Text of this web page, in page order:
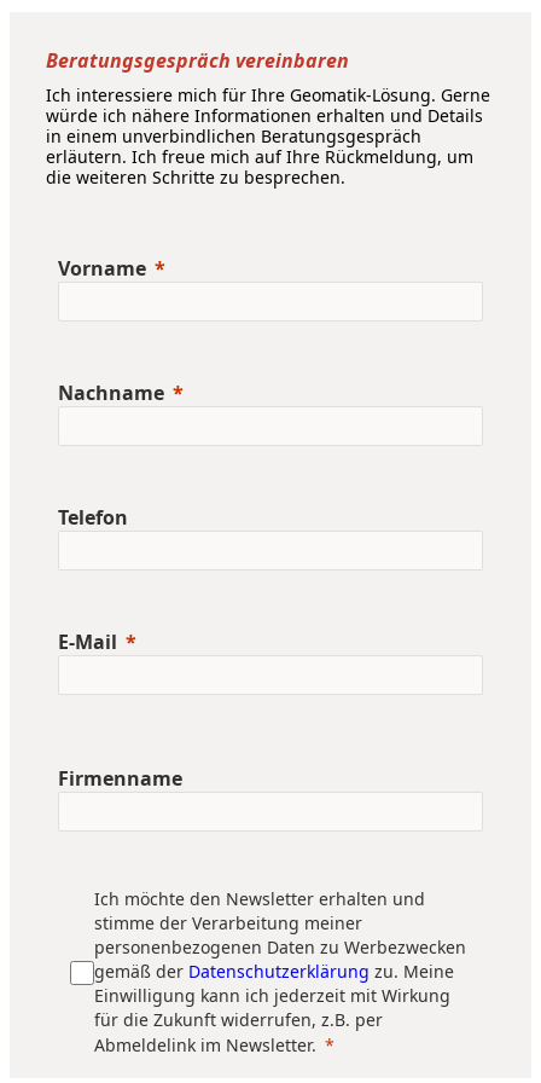
Beratungsgespräch vereinbaren
Ich interessiere mich für Ihre Geomatik-Lösung. Gerne
würde ich nähere Informationen erhalten und Details
in einem unverbindlichen Beratungsgespräch
erläutern. Ich freue mich auf Ihre Rückmeldung, um
die weiteren Schritte zu besprechen.
Vorname
Nachname
Telefon
E-Mail
Firmenname
Ich möchte den Newsletter erhalten und
stimme der Verarbeitung meiner
personenbezogenen Daten zu Werbezwecken
gemäß der Datenschutzerklärung zu. Meine
Einwilligung kann ich jederzeit mit Wirkung
für die Zukunft widerrufen, z.B. per
Abmeldelink im Newsletter.